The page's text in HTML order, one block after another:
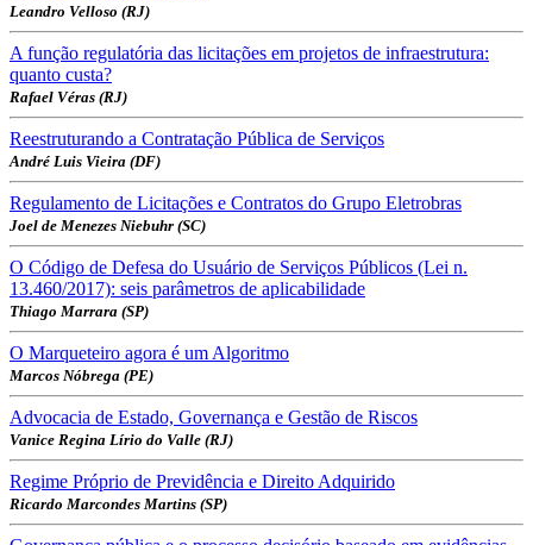
Leandro Velloso (RJ)
A função regulatória das licitações em projetos de infraestrutura:
quanto custa?
Rafael Véras (RJ)
Reestruturando a Contratação Pública de Serviços
André Luis Vieira (DF)
Regulamento de Licitações e Contratos do Grupo Eletrobras
Joel de Menezes Niebuhr (SC)
O Código de Defesa do Usuário de Serviços Públicos (Lei n.
13.460/2017): seis parâmetros de aplicabilidade
Thiago Marrara (SP)
O Marqueteiro agora é um Algoritmo
Marcos Nóbrega (PE)
Advocacia de Estado, Governança e Gestão de Riscos
Vanice Regina Lírio do Valle (RJ)
Regime Próprio de Previdência e Direito Adquirido
Ricardo Marcondes Martins (SP)